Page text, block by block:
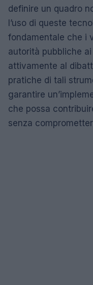
definire un quadro
l’uso di queste
fondamentale che i
autorità pubbliche
attivamente al
pratiche di tali
garantire
che possa
senza